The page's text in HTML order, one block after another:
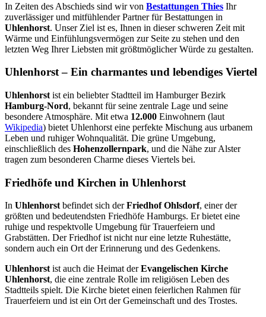
In Zeiten des Abschieds sind wir von Bestattungen Thies Ihr
zuverlässiger und mitfühlender Partner für Bestattungen in
Uhlenhorst. Unser Ziel ist es, Ihnen in dieser schweren Zeit mit
Wärme und Einfühlungsvermögen zur Seite zu stehen und den
letzten Weg Ihrer Liebsten mit größtmöglicher Würde zu gestalten.
Uhlenhorst – Ein charmantes und lebendiges Viertel
Uhlenhorst ist ein beliebter Stadtteil im Hamburger Bezirk
Hamburg-Nord, bekannt für seine zentrale Lage und seine
besondere Atmosphäre. Mit etwa 12.000 Einwohnern (laut
Wikipedia) bietet Uhlenhorst eine perfekte Mischung aus urbanem
Leben und ruhiger Wohnqualität. Die grüne Umgebung,
einschließlich des Hohenzollernpark, und die Nähe zur Alster
tragen zum besonderen Charme dieses Viertels bei.
Friedhöfe und Kirchen in Uhlenhorst
In Uhlenhorstbefindet sich derFriedhof Ohlsdorf, einer der
größten und bedeutendsten Friedhöfe Hamburgs. Er bietet eine
ruhige und respektvolle Umgebung für Trauerfeiern und
Grabstätten. Der Friedhof ist nicht nur eine letzte Ruhestätte,
sondern auch ein Ort der Erinnerung und des Gedenkens.
Uhlenhorstist auch die Heimat derEvangelischen Kirche
Uhlenhorst, die eine zentrale Rolle im religiösen Leben des
Stadtteils spielt. Die Kirche bietet einen feierlichen Rahmen für
Trauerfeiern und ist ein Ort der Gemeinschaft und des Trostes.